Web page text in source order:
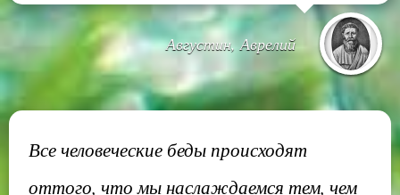
Августин, Аврелий
Все человеческие беды происходят
оттого, что мы наслаждаемся тем, чем